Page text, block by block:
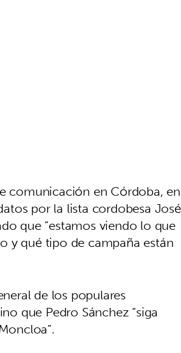
comunicación en Córdoba, en
por la lista cordobesa José
que “estamos viendo lo que
y qué tipo de campaña están
de los populares
que Pedro Sánchez “siga